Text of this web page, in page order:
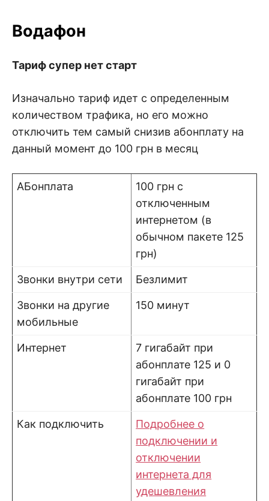
Водафон
Тариф супер нет старт
Изначально тариф идет с определенным
количеством трафика, но его можно
отключить тем самый снизив абонплату на
данный момент до 100 грн в месяц
АБонплата
100 грн с
отключенным
интернетом (в
обычном пакете 125
грн)
Звонки внутри сети Безлимит
Звонки на другие
мобильные
150 минут
Интернет
7 гигабайт при
абонплате 125 и 0
гигабайт при
абонплате 100 грн
Как подключить
Подробнее о
подключении и
отключении
интернета для
удешевления